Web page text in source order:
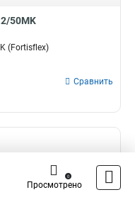
50MK
(Fortisflex)
Сравнить
Просмотрено
0